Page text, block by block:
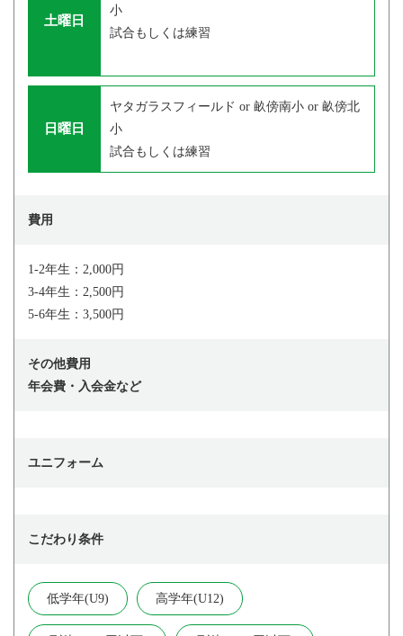
土曜日
小
試合もしくは練習
日曜日
ヤタガラスフィールド or 畝傍南小 or 畝傍北
小
試合もしくは練習
費用
1-2年生：2,000円
3-4年生：2,500円
5-6年生：3,500円
その他費用
年会費・入会金など
ユニフォーム
こだわり条件
低学年(U9) 高学年(U12)